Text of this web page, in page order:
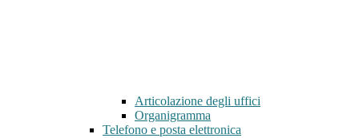
Articolazione degli uffici
Organigramma
Telefono e posta elettronica